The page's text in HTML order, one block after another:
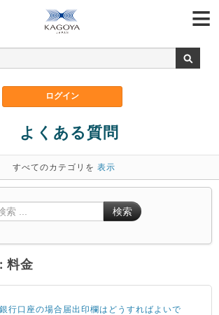
よくある質問
すべてのカテゴリを 表示
検索
料金
行口座の場合届出印欄はどうすればよいで